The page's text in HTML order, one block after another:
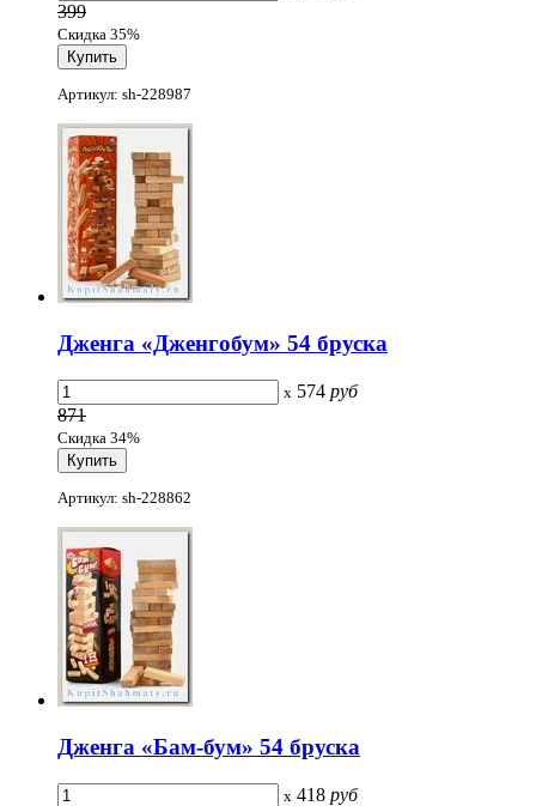
399
Скидка 35%
Артикул: sh-228987
Дженга «Дженгобум» 54 бруска
x 574 руб
871
Скидка 34%
Артикул: sh-228862
Дженга «Бам-бум» 54 бруска
x 418 руб